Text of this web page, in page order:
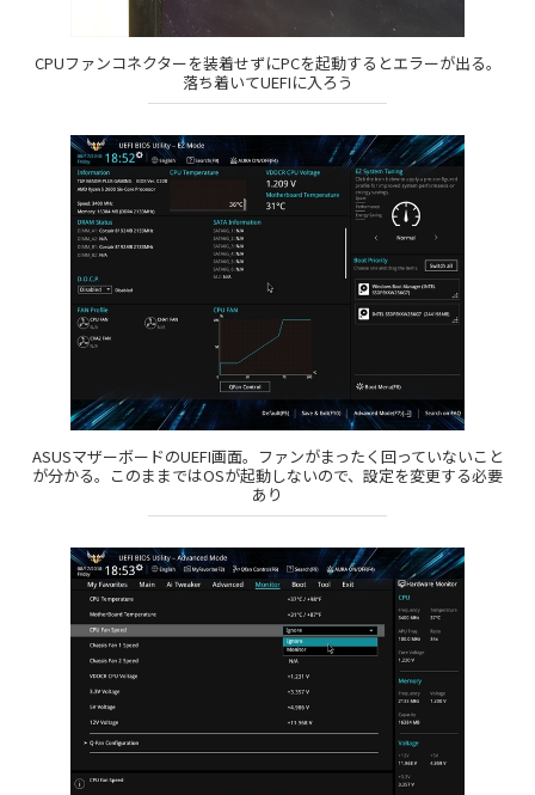
CPUファンコネクターを装着せずにPCを起動するとエラーが出る。
落ち着いてUEFIに入ろう
ASUSマザーボードのUEFI画面。ファンがまったく回っていないこと
が分かる。このままではOSが起動しないので、設定を変更する必要
あり